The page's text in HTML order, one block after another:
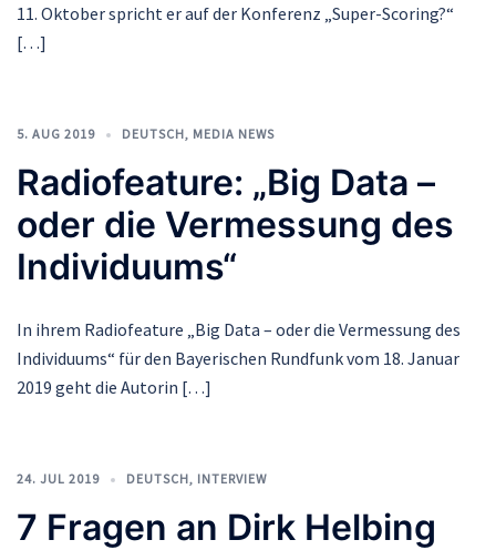
11. Oktober spricht er auf der Konferenz „Super-Scoring?“
[…]
5. AUG 2019 DEUTSCH, MEDIA NEWS
Radiofeature: „Big Data –
oder die Vermessung des
Individuums“
In ihrem Radiofeature „Big Data – oder die Vermessung des
Individuums“ für den Bayerischen Rundfunk vom 18. Januar
2019 geht die Autorin […]
24. JUL 2019 DEUTSCH, INTERVIEW
7 Fragen an Dirk Helbing